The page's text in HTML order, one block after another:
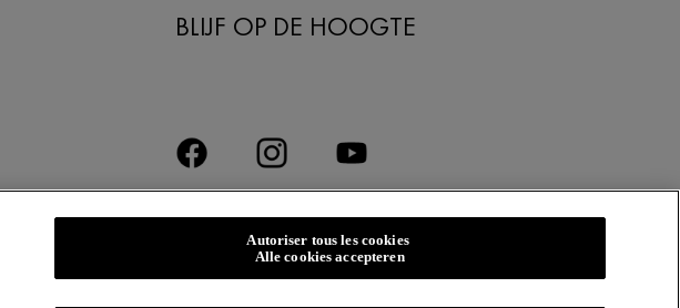
BLIJF OP DE HOOGTE
Autoriser tous les cookies
Alle cookies accepteren